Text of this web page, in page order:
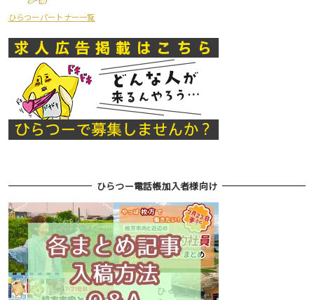
ひらつーパートナー一覧
ひらつー電話帳加入者様向け